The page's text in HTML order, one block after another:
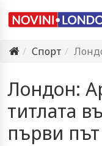
Спорт
Лондон:
Лондон:
титлата
първи